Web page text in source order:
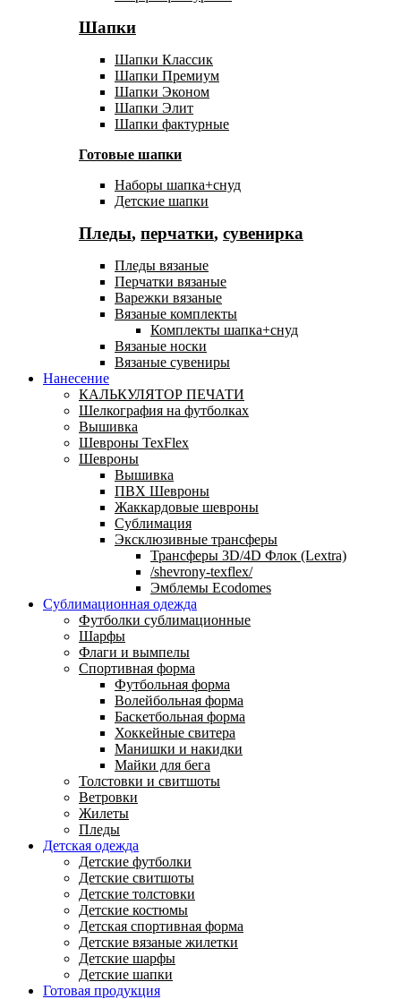
Шапки
Шапки Классик
Шапки Премиум
Шапки Эконом
Шапки Элит
Шапки фактурные
Готовые шапки
Наборы шапка+снуд
Детские шапки
Пледы, перчатки, сувенирка
Пледы вязаные
Перчатки вязаные
Варежки вязаные
Вязаные комплекты
Комплекты шапка+снуд
Вязаные носки
Вязаные сувениры
Нанесение
КАЛЬКУЛЯТОР ПЕЧАТИ
Шелкография на футболках
Вышивка
Шевроны TexFlex
Шевроны
Вышивка
ПВХ Шевроны
Жаккардовые шевроны
Сублимация
Эксклюзивные трансферы
Трансферы 3D/4D Флок (Lextra)
/shevrony-texflex/
Эмблемы Ecodomes
Сублимационная одежда
Футболки сублимационные
Шарфы
Флаги и вымпелы
Спортивная форма
Футбольная форма
Волейбольная форма
Баскетбольная форма
Хоккейные свитера
Манишки и накидки
Майки для бега
Толстовки и свитшоты
Ветровки
Жилеты
Пледы
Детская одежда
Детские футболки
Детские свитшоты
Детские толстовки
Детские костюмы
Детская спортивная форма
Детские вязаные жилетки
Детские шарфы
Детские шапки
Готовая продукция